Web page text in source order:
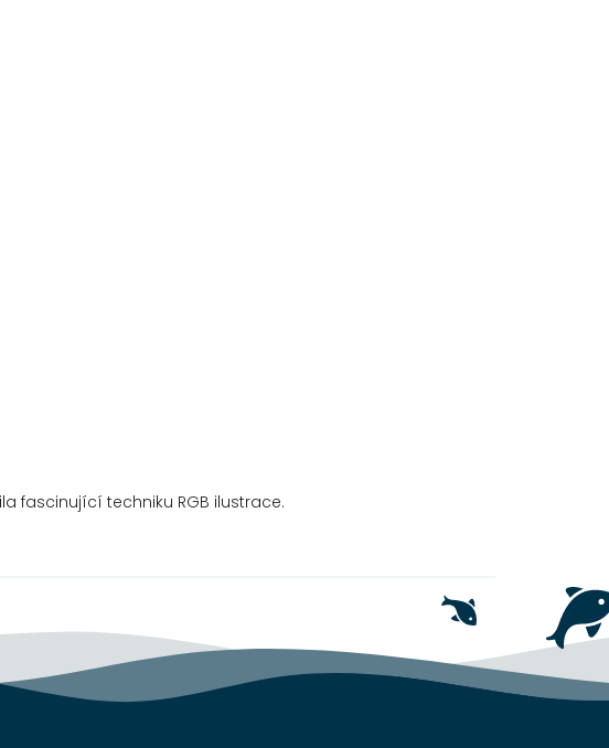
fascinující techniku RGB ilustrace.